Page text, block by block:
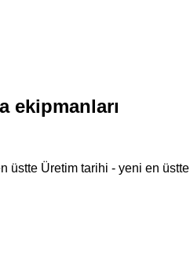
ekipmanları
üstte Üretim tarihi - yeni en üstte